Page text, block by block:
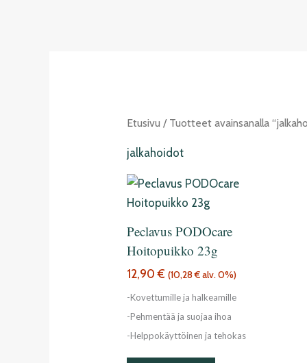
Etusivu / Tuotteet avainsanalla
jalkahoidot
Peclavus PODOcare
Hoitopuikko 23g
12,90€ (10,28€alv. 0%)
-Kovettumille ja halkeamille
-Pehmentää ja suojaa ihoa
-Helppokäyttöinen ja tehokas